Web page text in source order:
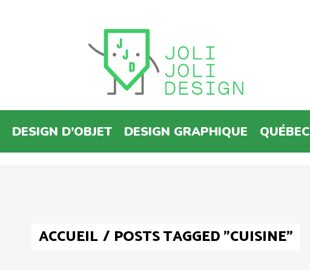
DESIGN D’OBJET DESIGN GRAPHIQUE QUÉBEC
ACCUEIL / POSTS TAGGED "CUISINE"